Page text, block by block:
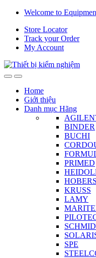
Skip
navigation
Skip
content
Welcome to
Store Locator
Track your Order
My Account
Home
Giới thiệu
Danh mục Hãng
BINDER
BUCHI
PRIMED
KRUSS
LAMY
SPE